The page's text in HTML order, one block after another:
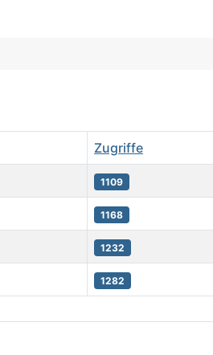
Zugriffe
1109
1168
1232
1282